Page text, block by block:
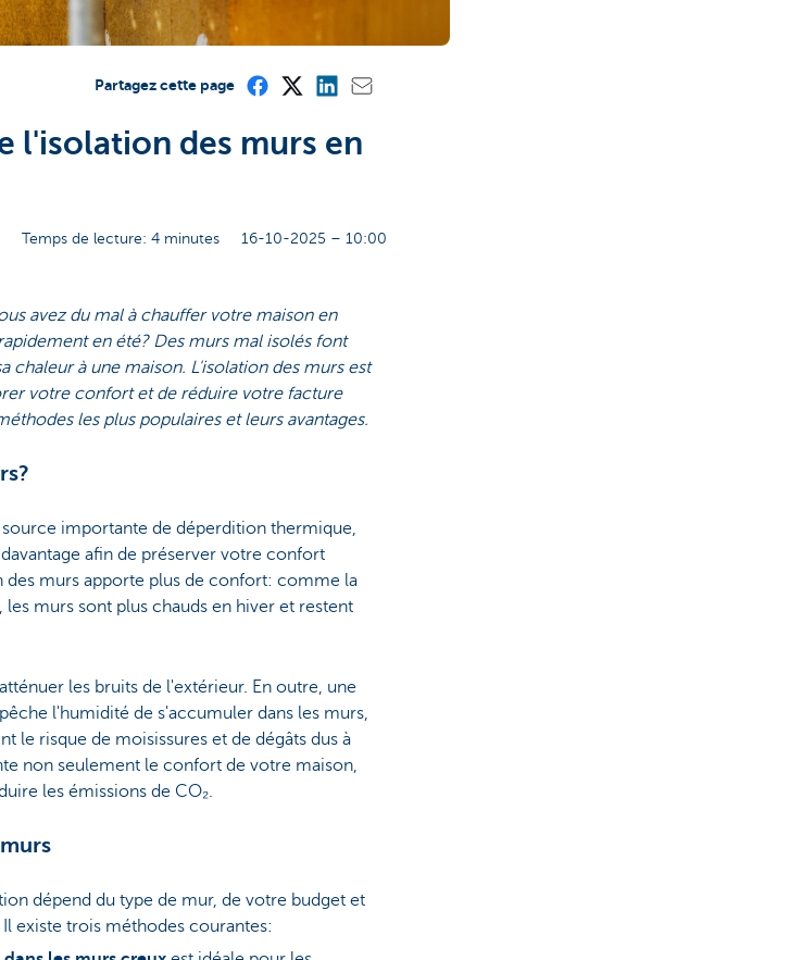
Partagez cette page
l'isolation des murs en
Temps de lecture: 4 minutes 16-10-2025 – 10:00
avez du mal à chauffer votre maison en
en été? Des murs mal isolés font
chaleur à une maison. L'isolation des murs est
votre confort et de réduire votre facture
les plus populaires et leurs avantages.
source importante de déperdition thermique,
afin de préserver votre confort
des murs apporte plus de confort: comme la
murs sont plus chauds en hiver et restent
les bruits de l'extérieur. En outre, une
l'humidité de s'accumuler dans les murs,
le risque de moisissures et de dégâts dus à
non seulement le confort de votre maison,
les émissions de CO₂.
dépend du type de mur, de votre budget et
existe trois méthodes courantes: